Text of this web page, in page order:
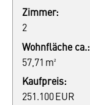
Zimmer:
2
Wohnfläche ca.:
57,71 m²
Kaufpreis:
251.100 EUR